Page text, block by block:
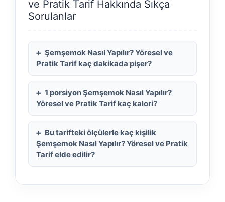
ve Pratik Tarif Hakkında Sıkça
Sorulanlar
Şemşemok Nasıl Yapılır? Yöresel ve
Pratik Tarif kaç dakikada pişer?
1 porsiyon Şemşemok Nasıl Yapılır?
Yöresel ve Pratik Tarif kaç kalori?
Bu tarifteki ölçülerle kaç kişilik
Şemşemok Nasıl Yapılır? Yöresel ve Pratik
Tarif elde edilir?